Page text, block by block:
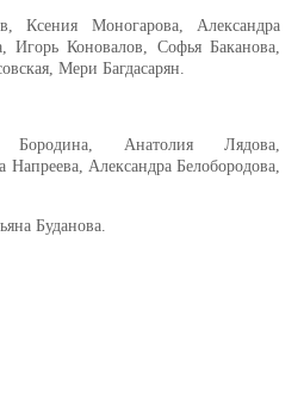
Ксения Моногарова, Александра
Коновалов, Софья Баканова,
Мери Багдасарян.
Бородина, Анатолия Лядова,
Напреева, Александра Белобородова,
Буданова.